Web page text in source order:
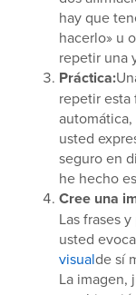
hay que
hacerlo» u
repetir una
Práctica:
repetir esta
usted
seguro en
he hecho
Cree una
Las frases
usted
visualde sí
La imagen,